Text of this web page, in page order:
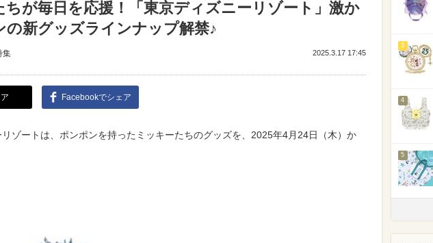
ちが毎日を応援！「東京ディズニーリゾート」激か
の新グッズラインナップ解禁♪
集 2025.3.17 17:45
Facebookでシェア
ゾートは、ポンポンを持ったミッキーたちのグッズを、2025年4月24日（木）か
3
4
5